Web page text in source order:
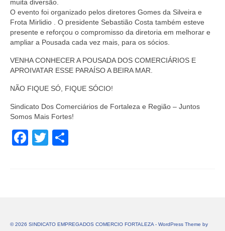
muita diversão.
O evento foi organizado pelos diretores Gomes da Silveira e
Frota Mirlidio . O presidente Sebastião Costa também esteve
presente e reforçou o compromisso da diretoria em melhorar e
ampliar a Pousada cada vez mais, para os sócios.
VENHA CONHECER A POUSADA DOS COMERCIÁRIOS E
APROIVATAR ESSE PARAÍSO A BEIRA MAR.
NÃO FIQUE SÓ, FIQUE SÓCIO!
Sindicato Dos Comerciários de Fortaleza e Região – Juntos
Somos Mais Fortes!
Facebook
Twitter
© 2026 SINDICATO EMPREGADOS COMERCIO FORTALEZA - WordPress Theme by